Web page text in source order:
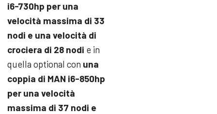
i6-730hp per una
velocità massima di 33
nodi e una velocità di
crociera di 28 nodi e in
quella optional con una
coppia di MAN i6-850hp
per una velocità
massima di 37 nodi e